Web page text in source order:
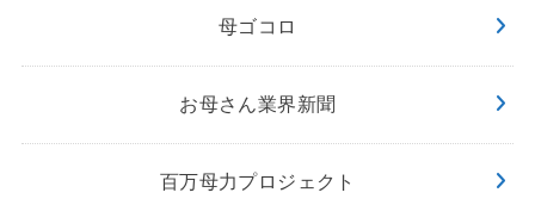
母ゴコロ
お母さん業界新聞
百万母力プロジェクト